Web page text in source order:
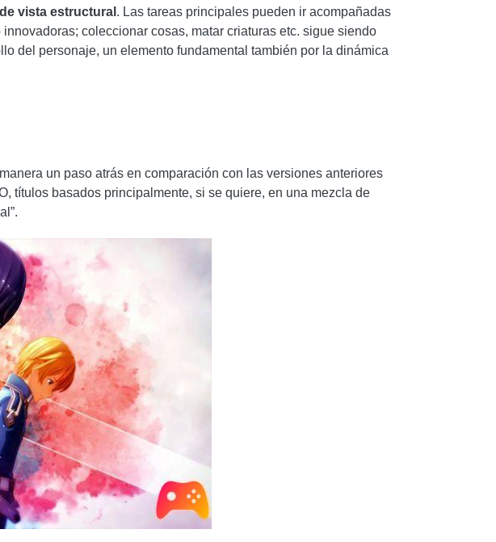
vista estructural . Las tareas principales pueden ir acompañadas
coleccionar cosas, matar criaturas etc. sigue siendo
del personaje, un elemento fundamental también por la dinámica
un paso atrás en comparación con las versiones anteriores
títulos basados ​​principalmente, si se quiere, en una mezcla de